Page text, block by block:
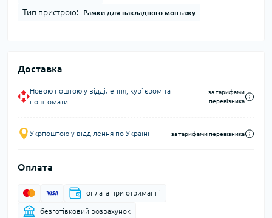
Тип пристрою: Рамки для накладного монтажу
Доставка
Новою поштою у відділення, кур`єром та
поштомати
за тарифами
перевізника
Укрпоштою у відділення по Україні за тарифами перевізника
Оплата
оплата при отриманні
безготівковий розрахунок